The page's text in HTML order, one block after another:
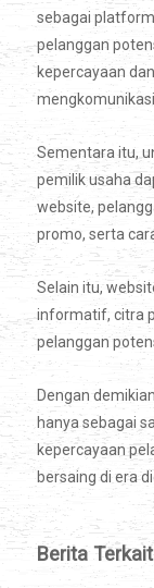
sebagai
pelanggan
kepercayaan
Sementara itu,
pemilik usaha
website,
promo, serta
Selain itu,
informatif, citra
pelanggan
Dengan
hanya sebagai
kepercayaan
bersaing di era
Berita Terkait